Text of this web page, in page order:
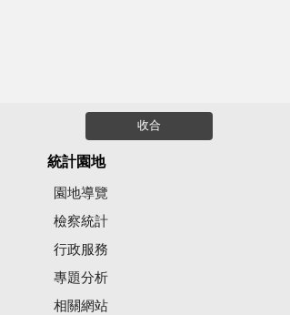
收合
統計園地
園地導覽
檢察統計
行政服務
專題分析
相關網站